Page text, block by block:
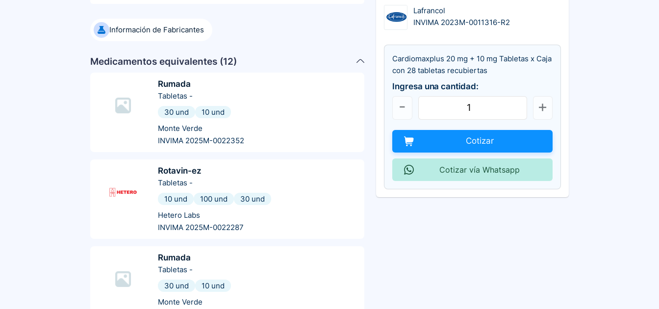
Información de Fabricantes
Medicamentos equivalentes (12)
Rumada
Tabletas -
30 und
10 und
Monte Verde
INVIMA 2025M-0022352
Rotavin-ez
Tabletas -
10 und
100 und
30 und
Hetero Labs
INVIMA 2025M-0022287
Rumada
Tabletas -
30 und
10 und
Monte Verde
Lafrancol
INVIMA 2023M-0011316-R2
Cardiomaxplus 20 mg + 10 mg Tabletas x Caja
con 28 tabletas recubiertas
Ingresa una cantidad:
Cotizar
Cotizar vía Whatsapp